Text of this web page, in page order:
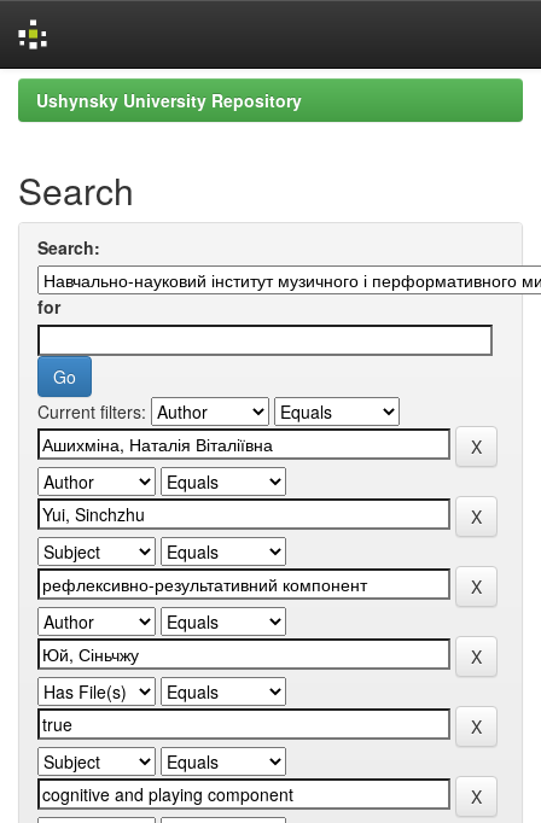
Skip
navigation
Ushynsky University Repository
Search
Search:
for
Current filters: